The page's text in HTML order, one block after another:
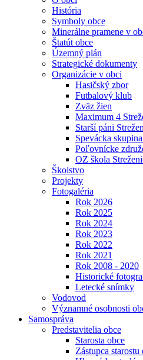
História
Symboly obce
Minerálne pramene v
Štatút obce
Územný plán
Strategické dokumenty
Organizácie v obci
Hasičský zbor
Futbalový klub
Zväz žien
Maximum 4
Starší páni
Spevácka
Poľovnícke
OZ škola
Školstvo
Projekty
Fotogaléria
Rok 2026
Rok 2025
Rok 2024
Rok 2023
Rok 2022
Rok 2021
Rok 2008 - 2020
Historické
Letecké snímky
Vodovod
Významné osobnosti
Samospráva
Predstavitelia obce
Starosta obce
Zástupca starostu